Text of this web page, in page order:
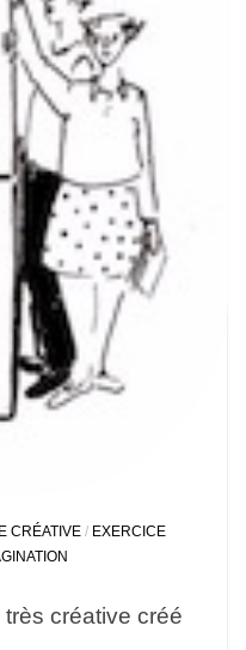
CRÉATIVE / EXERCICE
créative créé